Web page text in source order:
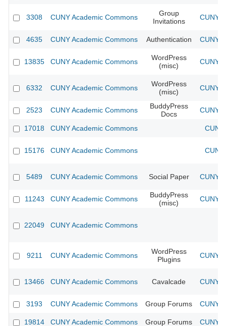
3308 CUNY Academic Commons
Group
Invitations
CUNY
4635 CUNY Academic Commons Authentication CUNY
13835 CUNY Academic Commons
WordPress
(misc)
CUNY
6332 CUNY Academic Commons
WordPress
(misc)
CUNY
2523 CUNY Academic Commons
BuddyPress
Docs
CUNY
17018 CUNY Academic Commons
15176 CUNY Academic Commons
5489 CUNY Academic Commons Social Paper CUNY
11243 CUNY Academic Commons
BuddyPress
(misc)
CUNY
22049 CUNY Academic Commons
9211 CUNY Academic Commons
WordPress
Plugins
CUNY
13466 CUNY Academic Commons Cavalcade CUNY
3193 CUNY Academic Commons Group Forums CUNY
19814 CUNY Academic Commons Group Forums CUNY